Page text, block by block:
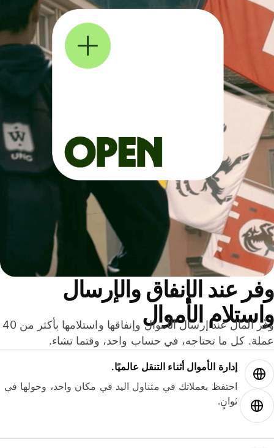
عند الإنفاق والإرسال
الأموال
وفّر المال عند إرسال الأموال وإنفاقها واستلامها بأكثر من 40
كل ما تحتاجه، في حساب واحد، وقتما تشاء.
إدارة الأموال أثناء التنقل عالميًا.
احتفظ بعملاتك في متناول اليد في مكان واحد، وحولها في
ثوانٍ.